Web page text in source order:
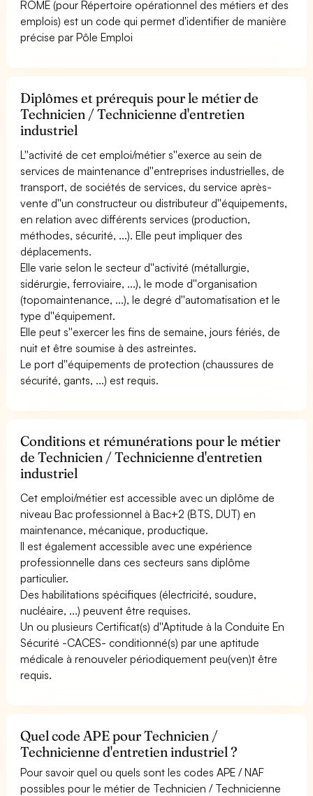
ROME (pour Répertoire opérationnel des métiers et des
emplois) est un code qui permet d'identifier de manière
précise par Pôle Emploi
Diplômes et prérequis pour le métier de
Technicien / Technicienne d'entretien
industriel
L''activité de cet emploi/métier s''exerce au sein de
services de maintenance d''entreprises industrielles, de
transport, de sociétés de services, du service après-
vente d''un constructeur ou distributeur d''équipements,
en relation avec différents services (production,
méthodes, sécurité, ...). Elle peut impliquer des
déplacements.
Elle varie selon le secteur d''activité (métallurgie,
sidérurgie, ferroviaire, ...), le mode d''organisation
(topomaintenance, ...), le degré d''automatisation et le
type d''équipement.
Elle peut s''exercer les fins de semaine, jours fériés, de
nuit et être soumise à des astreintes.
Le port d''équipements de protection (chaussures de
sécurité, gants, ...) est requis.
Conditions et rémunérations pour le métier
de Technicien / Technicienne d'entretien
industriel
Cet emploi/métier est accessible avec un diplôme de
niveau Bac professionnel à Bac+2 (BTS, DUT) en
maintenance, mécanique, productique.
Il est également accessible avec une expérience
professionnelle dans ces secteurs sans diplôme
particulier.
Des habilitations spécifiques (électricité, soudure,
nucléaire, ...) peuvent être requises.
Un ou plusieurs Certificat(s) d''Aptitude à la Conduite En
Sécurité -CACES- conditionné(s) par une aptitude
médicale à renouveler périodiquement peu(ven)t être
requis.
Quel code APE pour Technicien /
Technicienne d'entretien industriel ?
Pour savoir quel ou quels sont les codes APE / NAF
possibles pour le métier de Technicien / Technicienne